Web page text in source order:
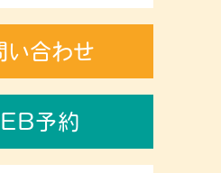
い合わせ
予約